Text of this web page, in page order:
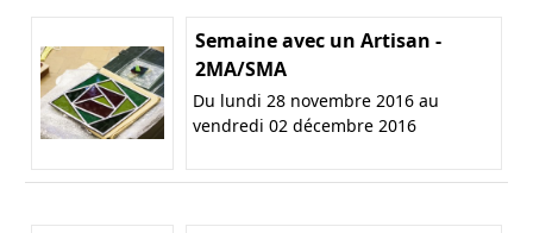
Semaine avec un Artisan -
2MA/SMA
Du lundi 28 novembre 2016 au
vendredi 02 décembre 2016